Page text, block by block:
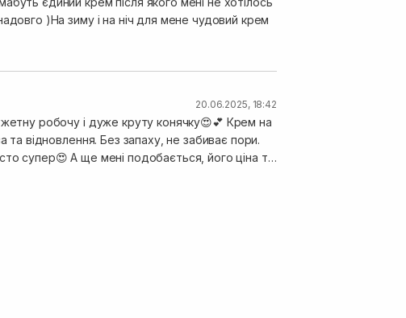
20.06.2025, 18:42
робочу і дуже круту конячку😍💕 Крем на
та відновлення. Без запаху, не забиває пори.
супер😍 А ще мені подобається, його ціна та